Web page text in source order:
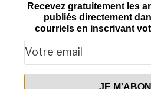
Recevez gratuitement les
publiés directement
courriels en inscrivant